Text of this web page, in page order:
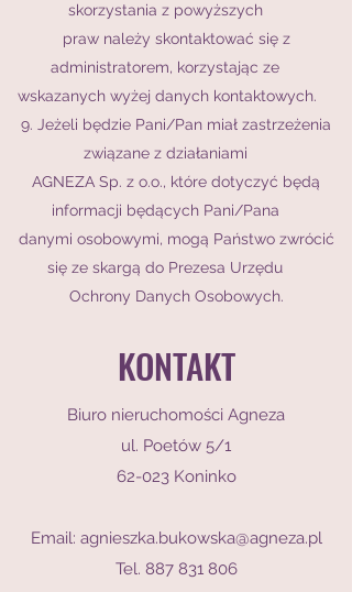
skorzystania z powyższych
praw należy skontaktować się z
administratorem, korzystając ze
wskazanych wyżej danych kontaktowych.
9. Jeżeli będzie Pani/Pan miał zastrzeżenia
związane z działaniami
AGNEZA Sp. z o.o., które dotyczyć będą
informacji będących Pani/Pana
danymi osobowymi, mogą Państwo zwrócić
się ze skargą do Prezesa Urzędu
Ochrony Danych Osobowych.
KONTAKT
Biuro nieruchomości Agneza
ul. Poetów 5/1
62-023 Koninko
Email: agnieszka.bukowska@agneza.pl
Tel. 887 831 806